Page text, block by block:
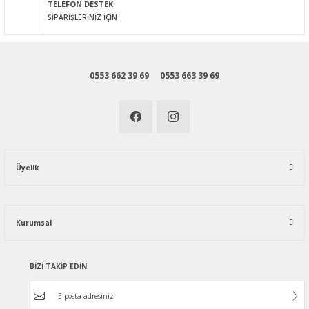
TELEFON DESTEK
SİPARİŞLERİNİZ İÇİN
0553 662 39 69 0553 663 39 69
Üyelik
Kurumsal
BİZİ TAKİP EDİN